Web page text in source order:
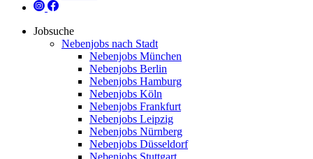
Jobsuche
Nebenjobs nach Stadt
Nebenjobs München
Nebenjobs Berlin
Nebenjobs Hamburg
Nebenjobs Köln
Nebenjobs Frankfurt
Nebenjobs Leipzig
Nebenjobs Nürnberg
Nebenjobs Düsseldorf
Nebenjobs Stuttgart